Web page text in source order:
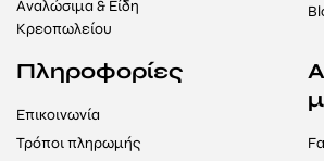
Αναλώσιμα & Είδη
Κρεοπωλείου
Πληροφορίες
Επικοινωνία
Τρόποι πληρωμής